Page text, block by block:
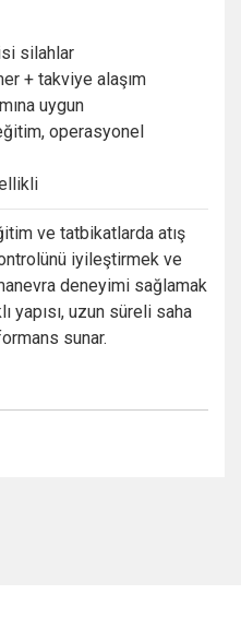
silahlar
+ takviye alaşım
uygun
operasyonel
ve tatbikatlarda atış
iyileştirmek ve
deneyimi sağlamak
yapısı, uzun süreli saha
sunar.